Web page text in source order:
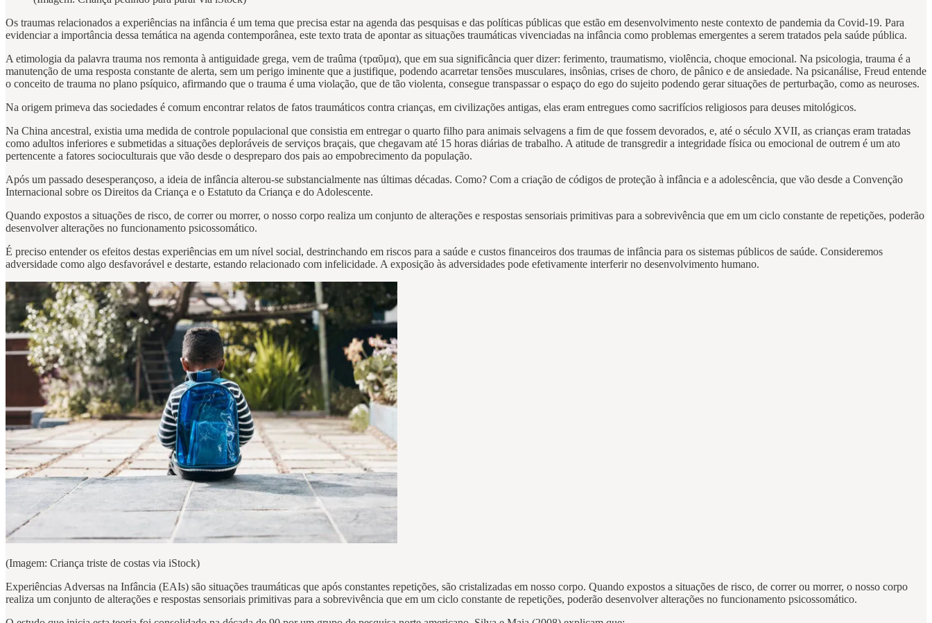
Os traumas relacionados a experiências na infância é um tema que precisa estar na agenda das pesquisas e das políticas públicas que estão em desenvolvimento neste contexto de pandemia da Covid-19. Para
evidenciar a importância dessa temática na agenda contemporânea, este texto trata de apontar as situações traumáticas vivenciadas na infância como problemas emergentes a serem tratados pela saúde pública.
A etimologia da palavra trauma nos remonta à antiguidade grega, vem de traûma (τραῦμα), que em sua significância quer dizer: ferimento, traumatismo, violência, choque emocional. Na psicologia, trauma é a
manutenção de uma resposta constante de alerta, sem um perigo iminente que a justifique, podendo acarretar tensões musculares, insônias, crises de choro, de pânico e de ansiedade. Na psicanálise, Freud entende
o conceito de trauma no plano psíquico, afirmando que o trauma é uma violação, que de tão violenta, consegue transpassar o espaço do ego do sujeito podendo gerar situações de perturbação, como as neuroses.
Na origem primeva das sociedades é comum encontrar relatos de fatos traumáticos contra crianças, em civilizações antigas, elas eram entregues como sacrifícios religiosos para deuses mitológicos.
Na China ancestral, existia uma medida de controle populacional que consistia em entregar o quarto filho para animais selvagens a fim de que fossem devorados, e, até o século XVII, as crianças eram tratadas
como adultos inferiores e submetidas a situações deploráveis de serviços braçais, que chegavam até 15 horas diárias de trabalho. A atitude de transgredir a integridade física ou emocional de outrem é um ato
pertencente a fatores socioculturais que vão desde o despreparo dos pais ao empobrecimento da população.
Após um passado desesperançoso, a ideia de infância alterou-se substancialmente nas últimas décadas. Como? Com a criação de códigos de proteção à infância e a adolescência, que vão desde a Convenção
Internacional sobre os Direitos da Criança e o Estatuto da Criança e do Adolescente.
Quando expostos a situações de risco, de correr ou morrer, o nosso corpo realiza um conjunto de alterações e respostas sensoriais primitivas para a sobrevivência que em um ciclo constante de repetições, poderão
desenvolver alterações no funcionamento psicossomático.
É preciso entender os efeitos destas experiências em um nível social, destrinchando em riscos para a saúde e custos financeiros dos traumas de infância para os sistemas públicos de saúde. Consideremos
adversidade como algo desfavorável e destarte, estando relacionado com infelicidade. A exposição às adversidades pode efetivamente interferir no desenvolvimento humano.
(Imagem: Criança triste de costas via iStock)
Experiências Adversas na Infância (EAIs) são situações traumáticas que após constantes repetições, são cristalizadas em nosso corpo. Quando expostos a situações de risco, de correr ou morrer, o nosso corpo
realiza um conjunto de alterações e respostas sensoriais primitivas para a sobrevivência que em um ciclo constante de repetições, poderão desenvolver alterações no funcionamento psicossomático.